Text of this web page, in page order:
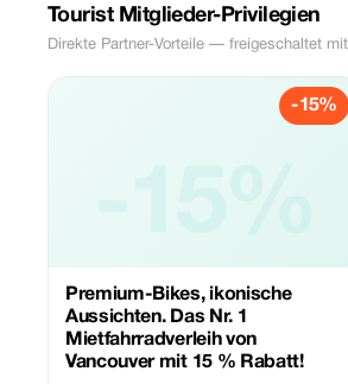
Tourist Mitglieder-Privilegien
Direkte Partner-Vorteile — freigeschaltet
-15%
Premium-Bikes, ikonische
Aussichten. Das Nr. 1
Mietfahrradverleih von
Vancouver mit 15 % Rabatt!